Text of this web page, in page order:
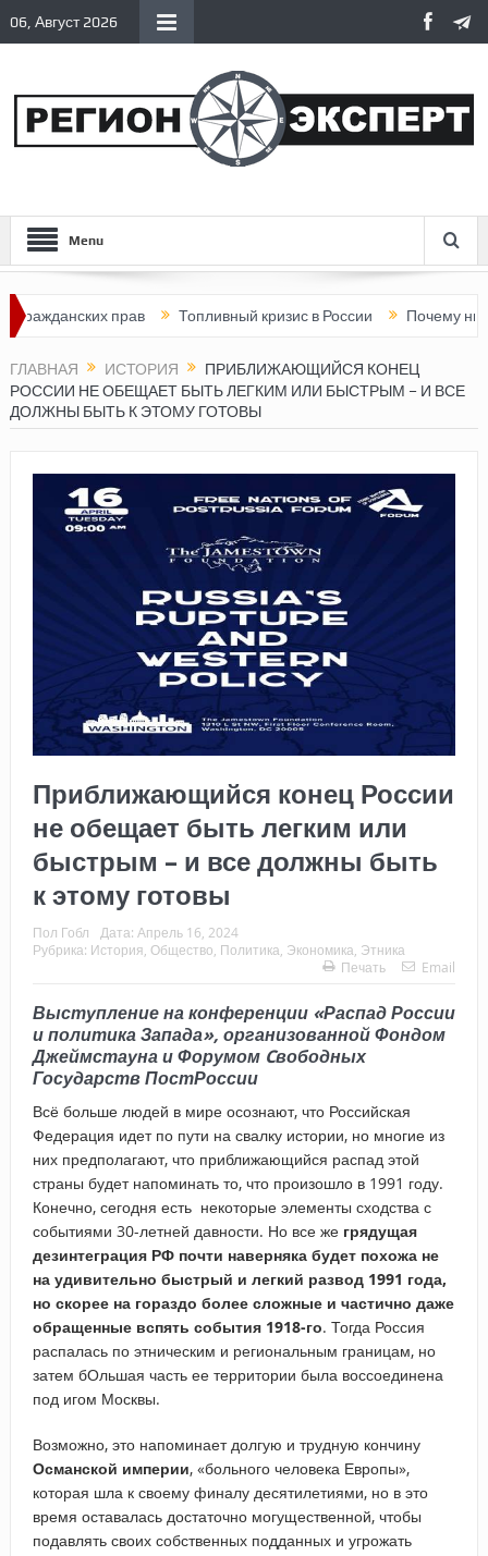
06, Август 2026
Menu
прав Топливный кризис в России Почему нынешняя
ГЛАВНАЯ ИСТОРИЯ
ПРИБЛИЖАЮЩИЙСЯ КОНЕЦ
РОССИИ НЕ ОБЕЩАЕТ БЫТЬ ЛЕГКИМ ИЛИ БЫСТРЫМ – И ВСЕ
ДОЛЖНЫ БЫТЬ К ЭТОМУ ГОТОВЫ
Приближающийся конец России
не обещает быть легким или
быстрым – и все должны быть
к этому готовы
Пол Гобл Дата: Апрель 16, 2024
Рубрика: История Общество Политика Экономика Этника
Печать
Email
Выступление на конференции «Распад России
и политика Запада», организованной Фондом
Джеймстауна и Форумом Cвободных
Государств ПостРоссии
Всё больше людей в мире осознают, что Российская
Федерация идет по пути на свалку истории, но многие из
них предполагают, что приближающийся распад этой
страны будет напоминать то, что произошло в 1991 году.
Конечно, сегодня есть некоторые элементы сходства с
событиями 30-летней давности. Но все же грядущая
дезинтеграция РФ почти наверняка будет похожа не
на удивительно быстрый и легкий развод 1991 года,
но скорее на гораздо более сложные и частично даже
обращенные вспять события 1918-го. Тогда Россия
распалась по этническим и региональным границам, но
затем бОльшая часть ее территории была воссоединена
под игом Москвы.
Возможно, это напоминает долгую и трудную кончину
Османской империи, «больного человека Европы»,
которая шла к своему финалу десятилетиями, но в это
время оставалась достаточно могущественной, чтобы
подавлять своих собственных подданных и угрожать